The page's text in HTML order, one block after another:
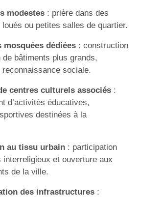
modestes : prière dans des
ou petites salles de quartier.
mosquées dédiées : construction
bâtiments plus grands,
reconnaissance sociale.
centres culturels associés :
d’activités éducatives,
destinées à la
au tissu urbain : participation
interreligieux et ouverture aux
de la ville.
des infrastructures :